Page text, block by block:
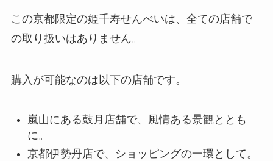
この京都限定の姫千寿せんべいは、全ての店舗で
の取り扱いはありません。
購入が可能なのは以下の店舗です。
嵐山にある鼓月店舗で、風情ある景観ととも
に。
京都伊勢丹店で、ショッピングの一環として。